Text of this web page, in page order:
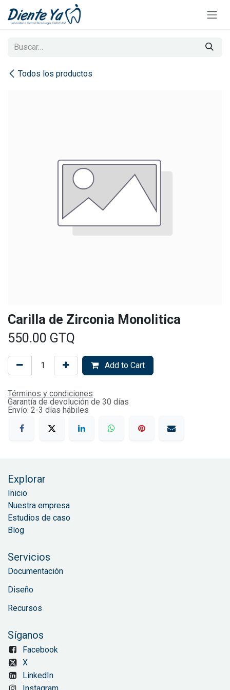
Todos los productos
Carilla de Zirconia Monolitica
550.00 GTQ
Add to Cart
Términos y condiciones
Garantía de devolución de 30 días
Envío: 2-3 días hábiles
Explorar
Inicio
Nuestra empresa
Estudios de caso
Blog
Servicios
Documentación
Diseño
Recursos
Síganos
Facebook
X
LinkedIn